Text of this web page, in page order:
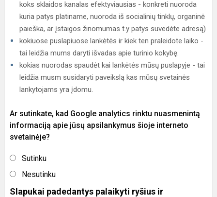
koks sklaidos kanalas efektyviausias - konkreti nuoroda
kuria patys platiname, nuoroda iš socialinių tinklų, organinė
paieška, ar įstaigos žinomumas t.y patys suvedėte adresą)
kokiuose puslapiuose lankėtės ir kiek ten praleidote laiko -
tai leidžia mums daryti išvadas apie turinio kokybę.
kokias nuorodas spaudėt kai lankėtės mūsų puslapyje - tai
leidžia musm susidaryti paveikslą kas mūsų svetainės
lankytojams yra įdomu.
Ar sutinkate, kad Google analytics rinktu nuasmenintą
informaciją apie jūsų apsilankymus šioje interneto
svetainėje?
Sutinku
Nesutinku
Slapukai padedantys palaikyti ryšius ir